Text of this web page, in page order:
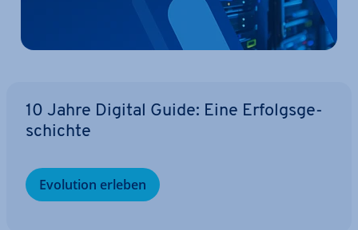
10 Jahre Digital Guide: Eine Er­folgs­ge­
schich­te
Evolution erleben